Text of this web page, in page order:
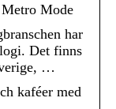
Metro Mode
har
Det finns
…
kaféer med